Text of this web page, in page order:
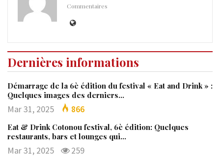
Commentaires
Dernières informations
Démarrage de la 6è édition du festival « Eat and Drink » :
Quelques images des derniers…
Mar 31, 2025 866
Eat & Drink Cotonou festival, 6è édition: Quelques
restaurants, bars et lounges qui…
Mar 31, 2025 259